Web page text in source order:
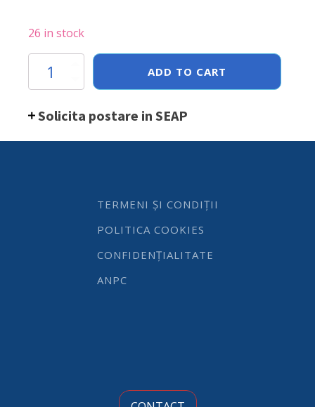
26 in stock
Geanta
livrare
pizza,
660X660X160mm
ADD TO CART
Solicita postare in SEAP
TERMENI ȘI CONDIȚII
POLITICA COOKIES
CONFIDENȚIALITATE
ANPC